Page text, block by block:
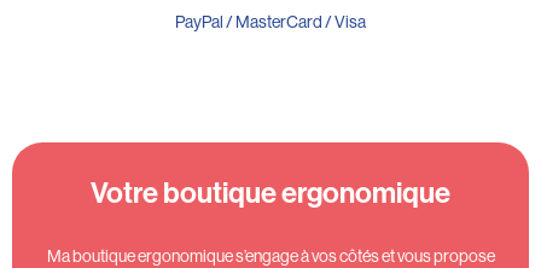
PayPal / MasterCard / Visa
Votre boutique ergonomique
Ma boutique ergonomique s’engage à vos côtés et vous propose